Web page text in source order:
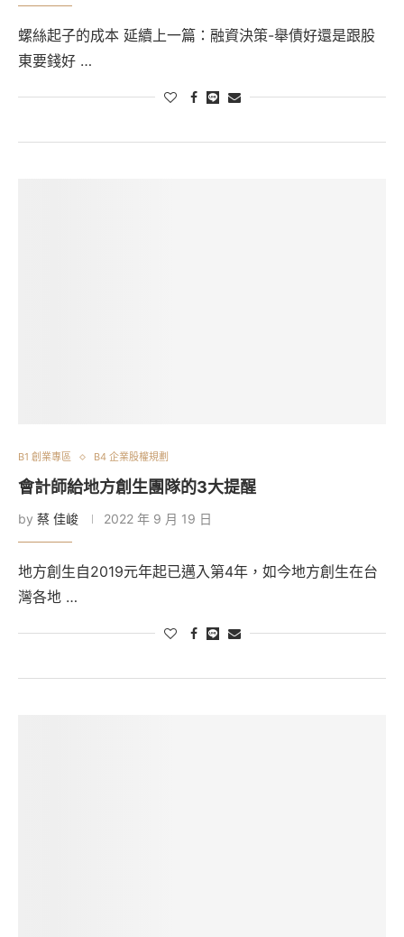
螺絲起子的成本 延續上一篇：融資決策-舉債好還是跟股
東要錢好 …
B1 創業專區 B4 企業股權規劃
會計師給地方創生團隊的3大提醒
by 蔡 佳峻 2022 年 9 月 19 日
地方創生自2019元年起已邁入第4年，如今地方創生在台
灣各地 …